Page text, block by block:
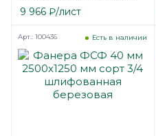
9 966 ₽/лист
Есть в наличии
Арт.: 100436